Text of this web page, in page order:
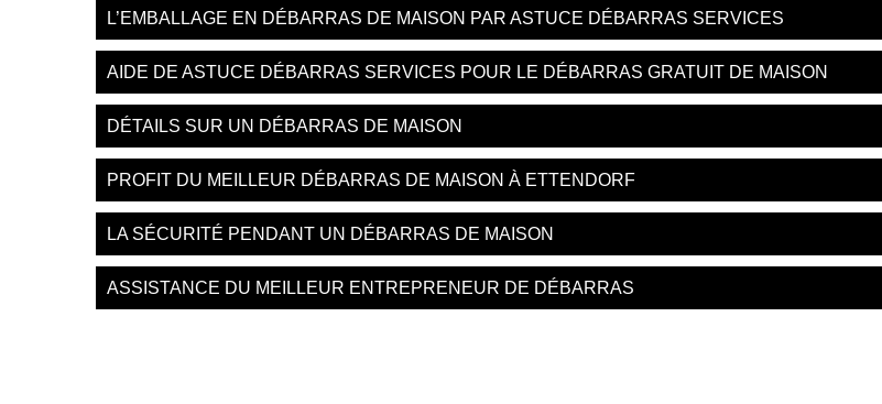
L’EMBALLAGE EN DÉBARRAS DE MAISON PAR ASTUCE DÉBARRAS SERVICES
AIDE DE ASTUCE DÉBARRAS SERVICES POUR LE DÉBARRAS GRATUIT DE MAISON
DÉTAILS SUR UN DÉBARRAS DE MAISON
PROFIT DU MEILLEUR DÉBARRAS DE MAISON À ETTENDORF
LA SÉCURITÉ PENDANT UN DÉBARRAS DE MAISON
ASSISTANCE DU MEILLEUR ENTREPRENEUR DE DÉBARRAS